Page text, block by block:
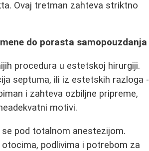
Ovaj tretman zahteva striktno
do porasta samopouzdanja
procedura u estetskoj hirurgiji.
septuma, ili iz estetskih razloga -
i zahteva ozbiljne pripreme,
motivi.
pod totalnom anestezijom.
podlivima i potrebom za